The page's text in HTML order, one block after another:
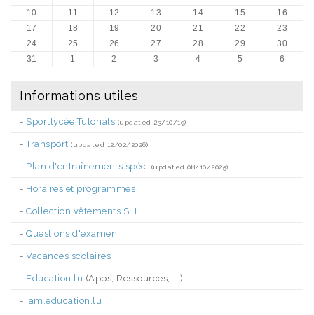
10
11 12 13 14 15
16
17
18 19 20 21 22
23
24
25 26 27 28 29
30
31
1 2 3 4 5 6
Informations utiles
- Sportlycée Tutorials (updated 23/10/19)
-Transport (updated 12/02/2026)
- Plan d'entraînements spéc. (updated 08/10/2025)
- Horaires et programmes
- Collection vêtements SLL
- Questions d'examen
- Vacances scolaires
- Education.lu (Apps, Ressources, ...)
- iam.education.lu